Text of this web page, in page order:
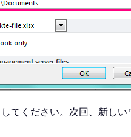
してください。次回、新し